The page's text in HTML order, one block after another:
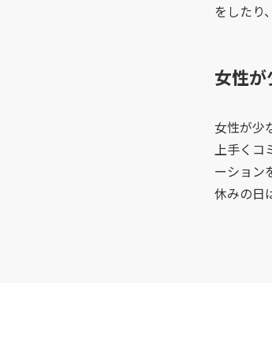
をしたり
女性
女性が少
上手く
ーション
休みの日